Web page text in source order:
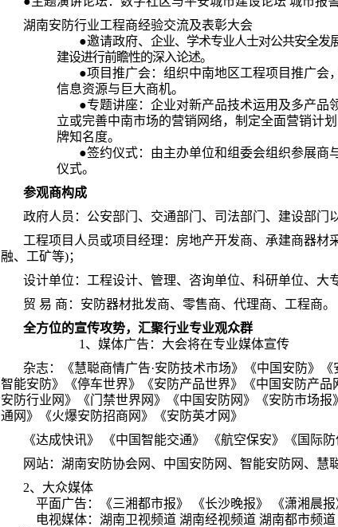
湖南安防行业工程商经验交流及表彰大会
●邀请政府、 企业、学术专业人士对公共安全发
建设进行前瞻性的深入论述。
●项目推广会：组织中南地区工程项目推广会
信息资源与巨大商机。
●专题讲座：企业对新产品技术运用及多产品
立或完善中南市场的营销网络，制定全面营销计
牌知名度。
●签约仪式：由主办单位和组委会组织参展商
仪式。
参观商构成
政府人员：公安部门、交通部门、司法部门、建设部门
工程项目人员或项目经理：房地产开发商、承建商器材
融、工矿等)；
设计单位：工程设计、管理、咨询单位、科研单位、大
贸 易 商：安防器材批发商、零售商、代理商、工程商。
全方位的宣传攻势，汇聚行业专业观众群
1、媒体广告：大会将在专业媒体宣传
杂志：《慧聪商情广告·安防技术市场》《中国安防》
智能安防》《停车世界》《安防产品世界》《中国安防产品
安防行业网》《门禁世界网》《中国安防网》《安防市场
通网》《火爆安防招商网》《安防英才网》
《达成快讯》 《中国智能交通》 《航空保安》《国际防
网站：湖南安防协会网、中国安防网、智能安防网、慧
2、大众媒体
平面广告：《三湘都市报》 《长沙晚报》 《潇湘晨
电视媒体：湖南卫视频道 湖南经视频道 湖南都市频